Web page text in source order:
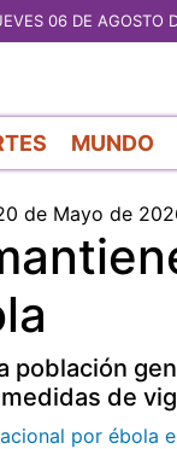
06 DE AGOSTO
MUNDO
de Mayo de
población
de
por ébola